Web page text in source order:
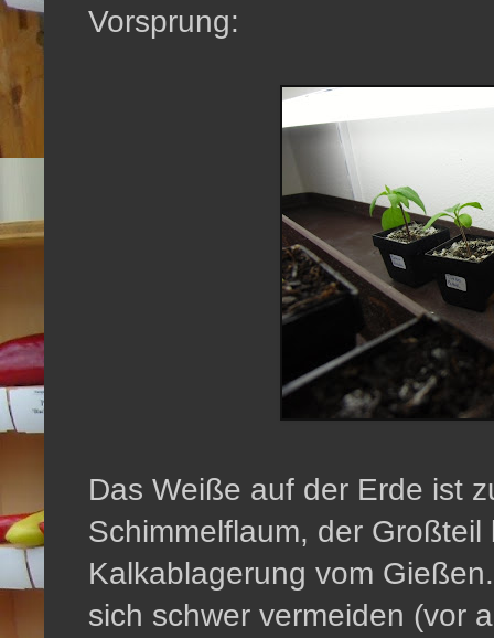
Vorsprung:
Das Weiße auf der Erde ist
Schimmelflaum, der
Kalkablagerung vom
sich schwer vermeiden (vor